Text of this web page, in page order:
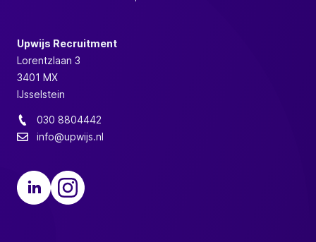
Upwijs Recruitment
Lorentzlaan 3
3401 MX
IJsselstein
030 8804442
info@upwijs.nl